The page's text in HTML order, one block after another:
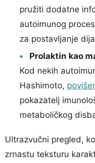
pružiti dodatne
autoimunog
za postavljanje
Prolaktin kao
Kod nekih
Hashimoto,
pokazatelj
metaboličkog
Ultrazvučni pregled,
zrnastu teksturu